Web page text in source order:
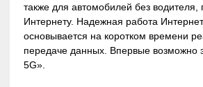
также для автомобилей без водителя,
Интернету. Надежная работа
основывается на коротком времени
передаче данных. Впервые возможно
5G».